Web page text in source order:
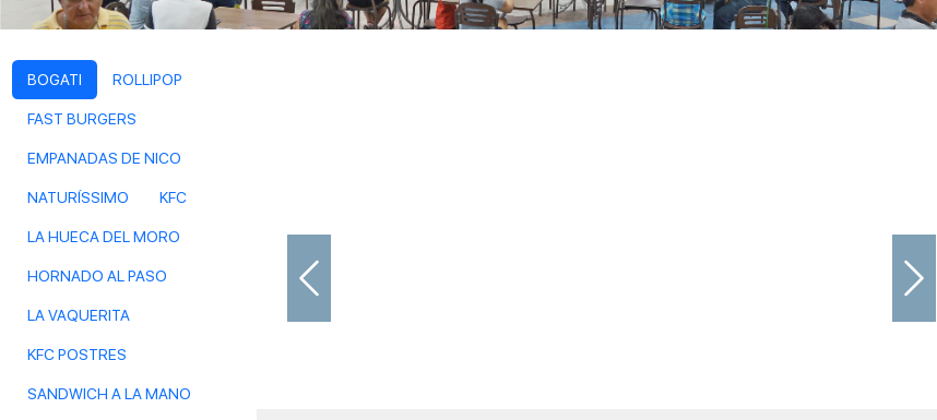
BOGATI ROLLIPOP
FAST BURGERS
EMPANADAS DE NICO
NATURÍSSIMO KFC
LA HUECA DEL MORO
HORNADO AL PASO
LA VAQUERITA
KFC POSTRES
SANDWICH A LA MANO
Previous Next